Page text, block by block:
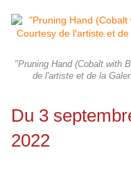
"Pruning Hand (Cobalt with
de l'artiste et de la
Du 3
2022